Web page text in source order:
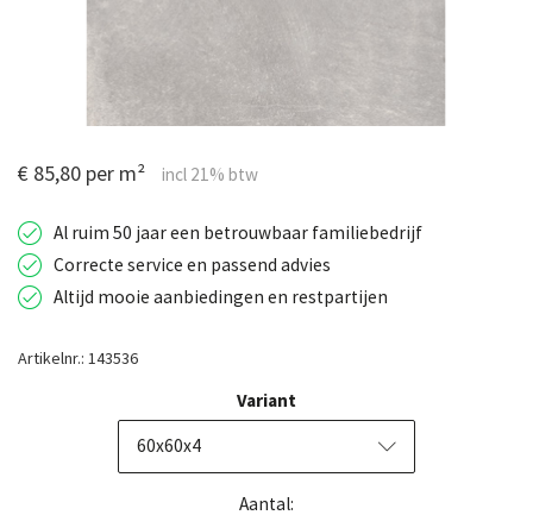
€ 85,80 per m²
Al ruim 50 jaar een betrouwbaar familiebedrijf
Correcte service en passend advies
Altijd mooie aanbiedingen en restpartijen
Artikelnr.: 143536
Variant
60x60x4
Aantal: